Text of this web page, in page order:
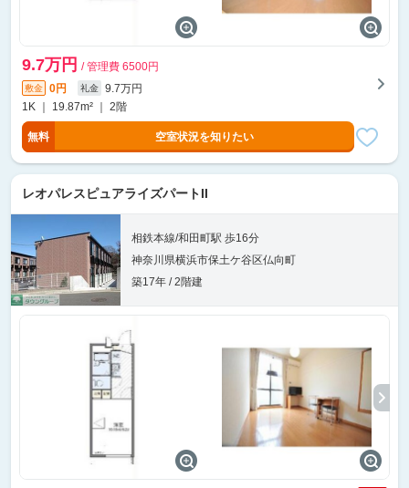
9.7万円 / 管理費 6500円
敷金 0円 礼金
9.7万円
1K ｜ 19.87m² ｜ 2階
無料 空室状況を知りたい
レオパレスピュアライズパートII
相鉄本線/和田町駅 歩16分
神奈川県横浜市保土ケ谷区仏向町
築17年 / 2階建